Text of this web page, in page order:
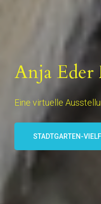
Anja Eder
Eine virtuelle
STADTGARTEN-